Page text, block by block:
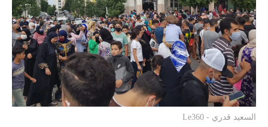
السعيد قدري - Le360